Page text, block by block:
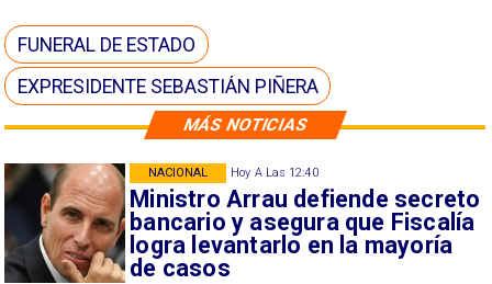
MÁS NOTICIAS
Hoy A Las 12:40
Ministro Arrau defiende secreto
bancario y asegura que Fiscalía
logra levantarlo en la mayoría
de casos
NACIONAL
FUNERAL DE ESTADO
EXPRESIDENTE SEBASTIÁN PIÑERA